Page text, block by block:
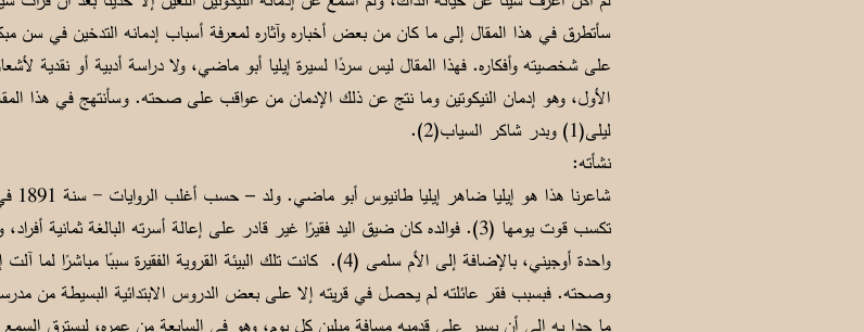
سأتطرق في هذا المقال إلى ما كان من بعض أخباره وآثاره لمعرفة أسباب إدمانه التدخين في
على شخصيته وأفكاره. فهذا المقال ليس سردًا لسيرة إيليا أبو ماضي، ولا دراسة أدبية أو نقدية
الأول، وهو إدمان النيكوتين وما نتج عن ذلك الإدمان من عواقب على صحته. وسأنتهج في هذا
ليلى(1) وبدر شاكر السياب(2).
نشأته:
تكسب قوت يومها (3). فوالده كان ضيق اليد فقيرًا غير قادر على إعالة أسرته البالغة
واحدة أوجيني، بالإضافة إلى الأم سلمى (4). كانت تلك البيئة القروية
وصحته. فبسبب فقر عائلته لم يحصل في قريته إلا على بعض الدروس الابتدائية البسيطة من
ما حدا به إلى أن يسير على قدميه مسافة ميلين كل يوم، وهو في السابعة من عمره، ليسترق السمع